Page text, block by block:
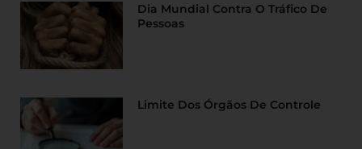
Dia Mundial Contra O Tráfico De
Pessoas
Limite Dos Órgãos De Controle